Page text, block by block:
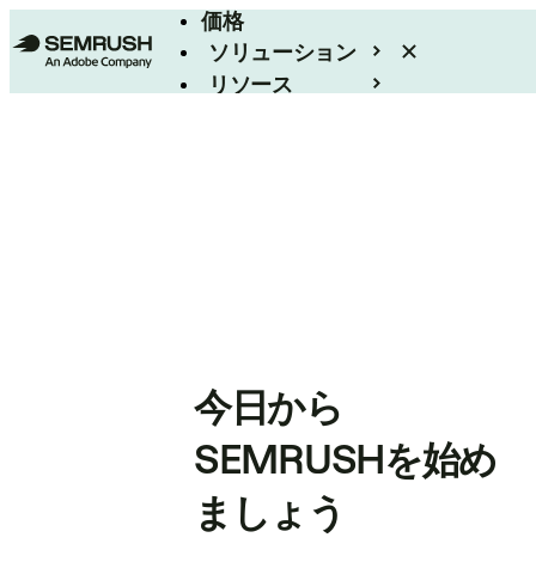
価格
ソリューション
リソース
今日から
SEMRUSHを始め
ましょう